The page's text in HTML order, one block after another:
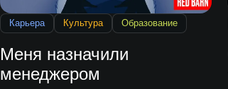
Карьера Культура Образование
Меня назначили
менеджером